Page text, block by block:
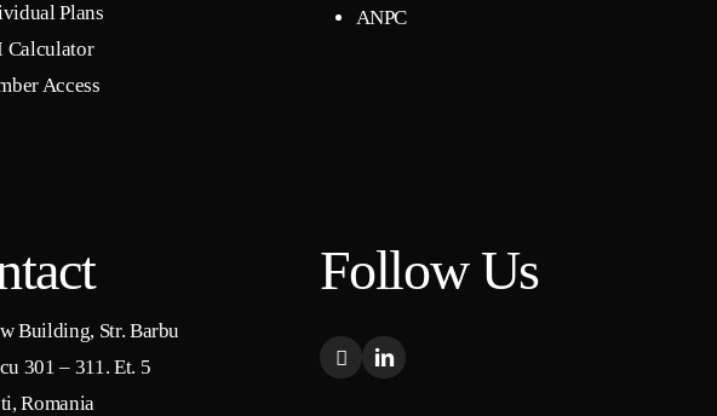
Plans
Calculator
Access
ANPC
Building, Str. Barbu
301 – 311. Et. 5
Romania
Follow Us